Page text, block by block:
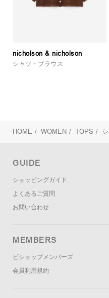
nicholson & nicholson
シャツ・ブラウス
HOME / WOMEN / TOPS /
GUIDE
ショッピングガイド
よくあるご質問
お問い合わせ
MEMBERS
ビショップメンバーズ
会員利用規約